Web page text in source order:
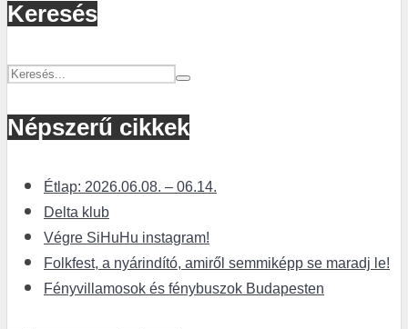
Keresés
Népszerű cikkek
Étlap: 2026.06.08. – 06.14.
Delta klub
Végre SiHuHu instagram!
Folkfest, a nyárindító, amiről semmiképp se maradj le!
Fényvillamosok és fénybuszok Budapesten